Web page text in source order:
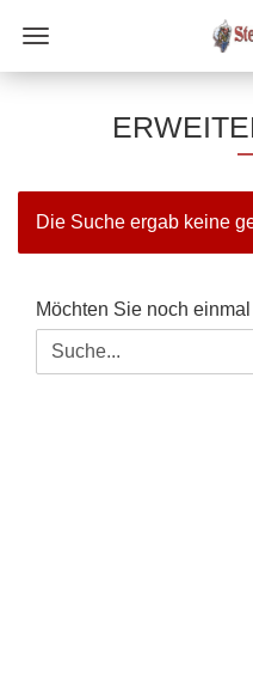
Die Suche ergab keine
MÖCHTEN
SIE
NOCH
Möchten Sie noch